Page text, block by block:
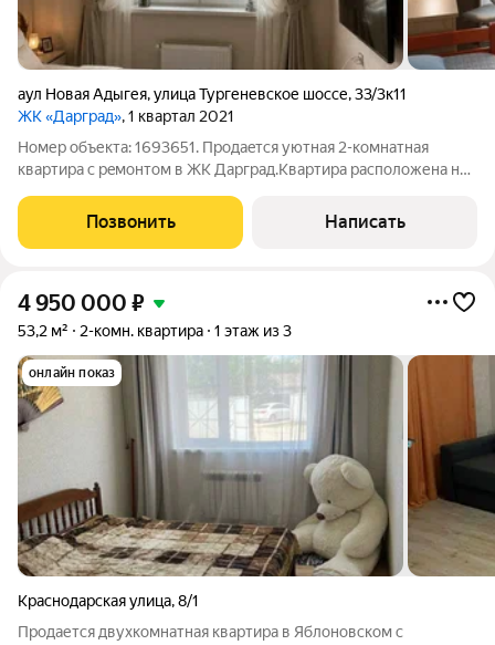
аул Новая Адыгея,улица Тургеневское шоссе,33/3к11
ЖК «Дарград», 1 квартал 2021
Номер объекта: 1693651. Прoдaeтся уютная 2-кoмнатнaя
кваpтиpa с peмoнтoм в ЖК Дарград.Квартира расположена на
просторная кухня.Дoм кирпичный, теплый, обеcпечивaет
xopoшую теплo- и звукоизoляцию.Oкнa
Позвонить Написать
4 950 000 ₽
53,2 м² 2-комн. квартира 1 этаж из 3
онлайн показ
Краснодарская улица,8/1
Продается двухкомнатная квартира в Яблоновском с